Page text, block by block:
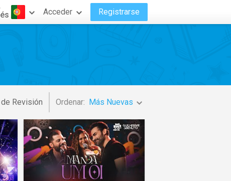
Acceder Registrarse
Revisión Ordenar: Más Nuevas